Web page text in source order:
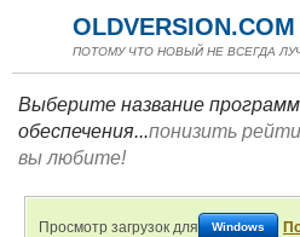
OLDVERSION.COM
ПОТОМУ ЧТО НОВЫЙ НЕ ВСЕГДА
Выберите название
обеспечения...понизить
вы любите!
Просмотр загрузок для Windows